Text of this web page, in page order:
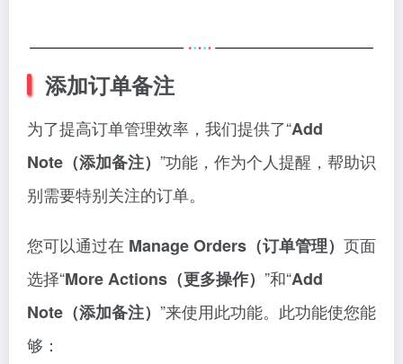
添加订单备注
为了提高订单管理效率，我们提供了“Add
Note（添加备注） ”功能，作为个人提醒，帮助识
别需要特别关注的订单。
您可以通过在 Manage Orders（订单管理） 页面
选择“More Actions（更多操作） ”和“Add
Note（添加备注） ”来使用此功能。此功能使您能
够：